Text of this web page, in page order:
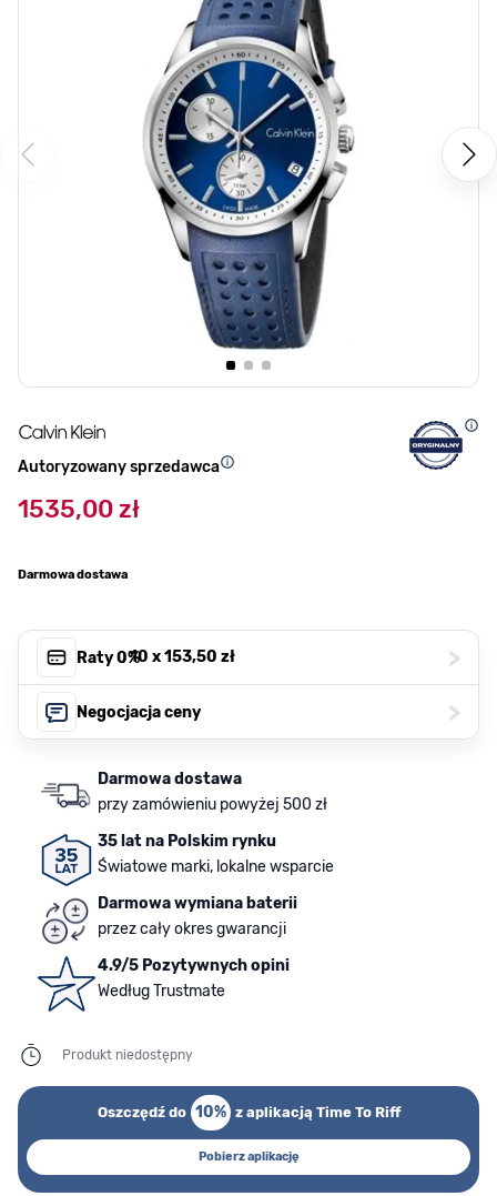
Autoryzowany sprzedawca
1535,00 zł
Darmowa dostawa
Raty 0%, 10 x153,50 zł >
Negocjacja ceny >
Darmowa dostawa
przy zamówieniu powyżej 500 zł
35 lat na Polskim rynku
Światowe marki, lokalne wsparcie
Darmowa wymiana baterii
przez cały okres gwarancji
4.9/5 Pozytywnych opini
Według Trustmate
Produkt niedostępny
Oszczędź do 10% z aplikacją Time To Riff
Pobierz aplikację